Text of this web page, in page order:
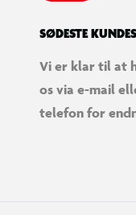
SØDESTE
Vi er klar til at
os via e-mail
telefon for